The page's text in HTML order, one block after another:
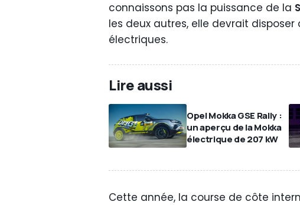
connaissons pas la puissance de la
les deux autres, elle devrait disposer
électriques.
Lire aussi
Opel Mokka GSE Rally :
un aperçu de la Mokka
électrique de 207 kW
Cette année, la course de côte